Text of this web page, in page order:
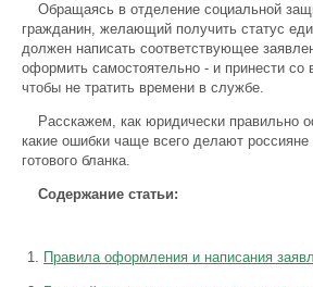
Обращаясь в отделение социальной
гражданин, желающий получить статус
должен написать соответствующее
оформить самостоятельно - и принести со
чтобы не тратить времени в службе.
Расскажем, как юридически правильно
какие ошибки чаще всего делают
готового бланка.
Содержание статьи:
Правила оформления и написания